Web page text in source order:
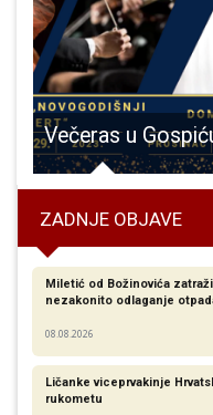
ZADNJE OBJAVE
Miletić od Božinovića
nezakonito odlaganje
08.08.2026
Ličanke viceprvakinje
rukometu